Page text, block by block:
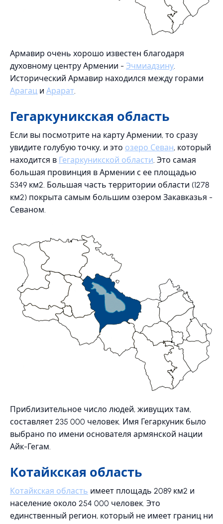
Армавир очень хорошо известен благодаря
духовному центру Армении - Эчмиадзину.
Исторический Армавир находился между горами
Арагац и Арарат.
Гегаркуникская область
Если вы посмотрите на карту Армении, то сразу
увидите голубую точку, и это озеро Севан, который
находится в Гегаркуникской области. Это самая
большая провинция в Армении с ее площадью
5349 км2. Большая часть территории области (1278
км2) покрыта самым большим озером Закавказья -
Севаном.
Приблизительное число людей, живущих там,
составляет 235 000 человек. Имя Гегаркуник было
выбрано по имени основателя армянской нации
Айк-Гегам.
Котайкская область
Котайкская область имеет площадь 2089 км2 и
население около 254 000 человек. Это
единственный регион, который не имеет границ ни